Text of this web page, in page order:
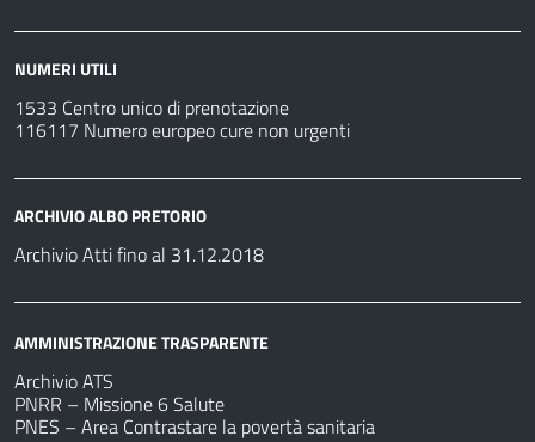
NUMERI UTILI
1533 Centro unico di prenotazione
116117 Numero europeo cure non urgenti
ARCHIVIO ALBO PRETORIO
Archivio Atti fino al 31.12.2018
AMMINISTRAZIONE TRASPARENTE
Archivio ATS
PNRR – Missione 6 Salute
PNES – Area Contrastare la povertà sanitaria